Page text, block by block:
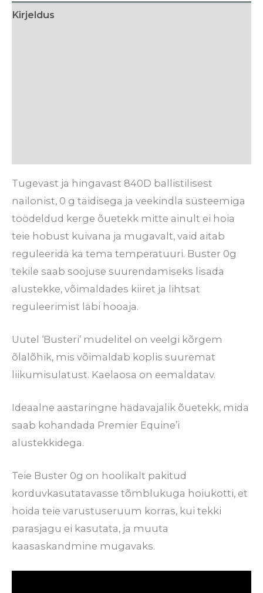
Kirjeldus
Tugevast ja hingavast 840D ballistilisest
nailonist, 0 g täidisega ja veekindla süsteemiga
töödeldud kerge õuetekk mitte ainult ei hoia
teie hobust kuivana ja mugavalt, vaid aitab
reguleerida ka tema temperatuuri. Buster 0g
tekile saab soojuse suurendamiseks lisada
alustekke, võimaldades kiiret ja lihtsat
reguleerimist läbi hooaja.
Uutel ‘Busteri’ mudelitel on veelgi kõrgem
õlalõhik, mis võimaldab koplis suuremat
liikumisulatust. Kaelaosa on eemaldatav.
Ideaalne aastaringne hädavajalik õuetekk, mida
saab kohandada Premier Equine’i
alustekkidega.
Teie Buster 0g on hoolikalt pakitud
korduvkasutatavasse tõmblukuga hoiukotti, et
hoida teie varustuseruum korras, kui tekki
parasjagu ei kasutata, ja muuta
kaasaskandmine mugavaks.